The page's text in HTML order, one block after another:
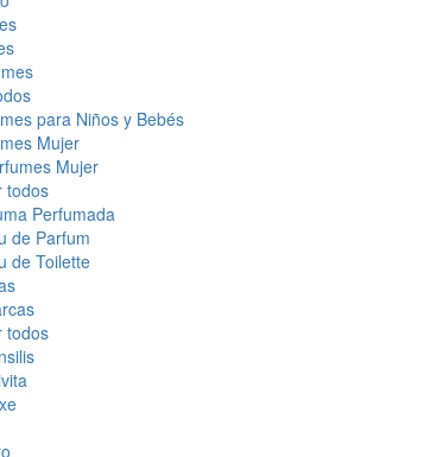
para Niños y Bebés
Mujer
Mujer
todos
Perfumada
de Parfum
de Toilette
todos